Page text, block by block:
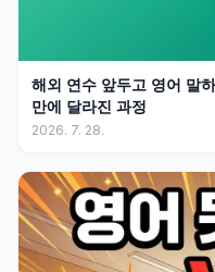
해외 연수 앞두고 영어 말
만에 달라진 과정
2026. 7. 28.